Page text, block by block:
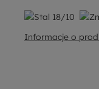
Informacje o